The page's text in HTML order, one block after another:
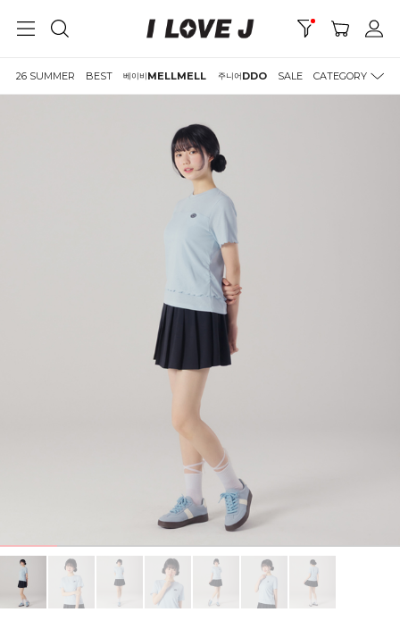
26 SUMMER BEST 베이비MELLMELL 주니어DDO SALE CATEGORY